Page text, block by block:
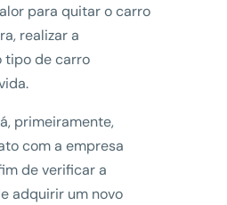
para quitar o carro
realizar a
tipo de carro
primeiramente,
com a empresa
de verificar a
adquirir um novo